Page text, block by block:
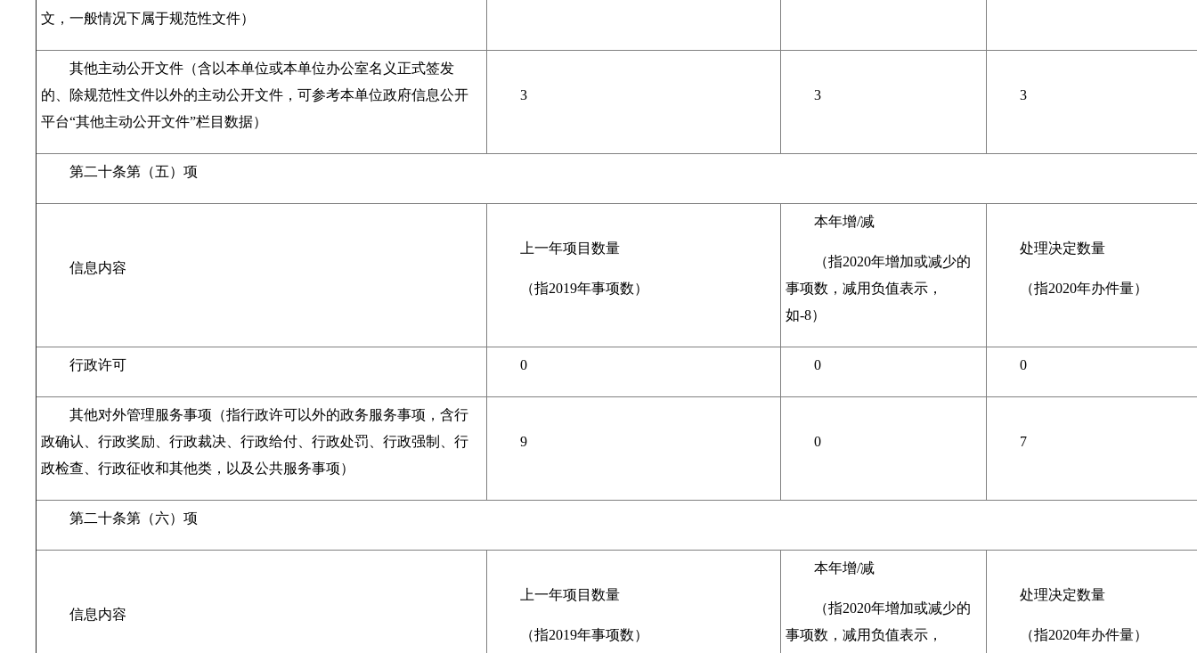
文，一般情况下属于规范性文件）
其他主动公开文件（含以本单位或本单位办公室名义正式签发
的、除规范性文件以外的主动公开文件，可参考本单位政府信息公开
平台“其他主动公开文件”栏目数据）
3 3 3
第二十条第（五）项
信息内容
上一年项目数量
（指2019年事项数）
本年增/减
（指2020年增加或减少的
事项数，减用负值表示，
如-8）
处理决定数量
（指2020年办件量）
行政许可 0 0 0
其他对外管理服务事项（指行政许可以外的政务服务事项，含行
政确认、行政奖励、行政裁决、行政给付、行政处罚、行政强制、行
政检查、行政征收和其他类，以及公共服务事项）
9 0 7
第二十条第（六）项
信息内容
上一年项目数量
（指2019年事项数）
本年增/减
（指2020年增加或减少的
事项数，减用负值表示，
处理决定数量
（指2020年办件量）